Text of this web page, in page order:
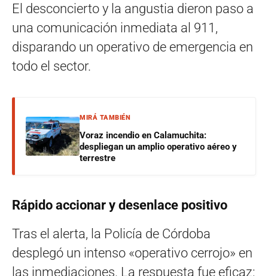
El desconcierto y la angustia dieron paso a
una comunicación inmediata al 911,
disparando un operativo de emergencia en
todo el sector.
MIRÁ TAMBIÉN
Voraz incendio en Calamuchita:
despliegan un amplio operativo aéreo y
terrestre
Rápido accionar y desenlace positivo
Tras el alerta, la Policía de Córdoba
desplegó un intenso «operativo cerrojo» en
las inmediaciones. La respuesta fue eficaz: